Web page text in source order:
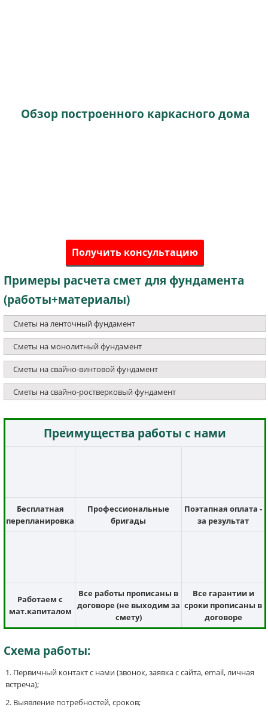
Обзор построенного каркасного дома
Получить консультацию
Примеры расчета смет для фундамента
(работы+материалы)
Сметы на ленточный фундамент
Сметы на монолитный фундамент
Сметы на свайно-винтовой фундамент
Сметы на свайно-ростверковый фундамент
Преимущества работы с нами
Бесплатная
перепланировка
Профессиональные
бригады
Поэтапная оплата -
за результат
Работаем с
мат.капиталом
Все работы прописаны в
договоре (не выходим за
смету)
Все гарантии и
сроки прописаны в
договоре
Схема работы:
Первичный контакт с нами (звонок, заявка с сайта, email, личная
встреча);
Выявление потребностей, сроков;